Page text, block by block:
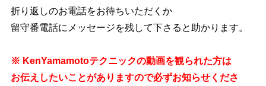
折り返しのお電話をお待ちいただくか
留守番電話にメッセージを残して下さると助かります。
※ KenYamamotoテクニックの動画を観られた方は
お伝えしたいことがありますので必ずお知らせくださ